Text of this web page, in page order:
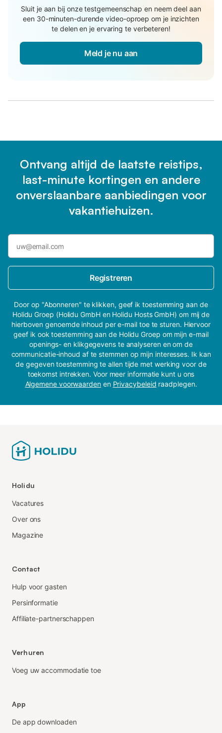
Sluit je aan bij onze testgemeenschap en neem deel aan
een 30-minuten-durende video-oproep om je inzichten
te delen en je ervaring te verbeteren!
Meld je nu aan
Ontvang altijd de laatste reistips,
last-minute kortingen en andere
onverslaanbare aanbiedingen voor
vakantiehuizen.
Registreren
Door op "Abonneren" te klikken, geef ik toestemming aan de
Holidu Groep (Holidu GmbH en Holidu Hosts GmbH) om mij de
hierboven genoemde inhoud per e-mail toe te sturen. Hiervoor
geef ik ook toestemming aan de Holidu Groep om mijn e-mail
openings- en klikgegevens te analyseren en om de
communicatie-inhoud af te stemmen op mijn interesses. Ik kan
de gegeven toestemming te allen tijde met werking voor de
toekomst intrekken. Voor meer informatie kunt u ons
Algemene voorwaardenen Privacybeleid raadplegen.
Holidu
Vacatures
Over ons
Magazine
Contact
Hulp voor gasten
Persinformatie
Affiliate-partnerschappen
Verhuren
Voeg uw accommodatie toe
App
De app downloaden